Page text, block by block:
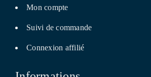
Mon compte
Suivi de commande
Connexion affilié